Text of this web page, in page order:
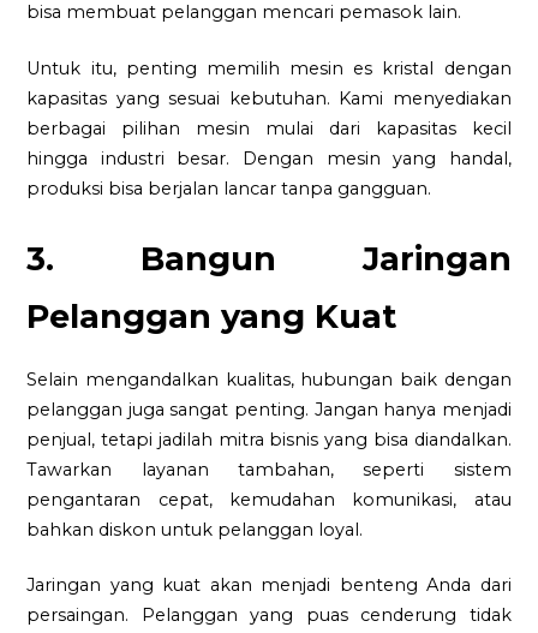
bisa membuat pelanggan mencari pemasok lain.
Untuk itu, penting memilih mesin es kristal dengan
kapasitas yang sesuai kebutuhan. Kami menyediakan
berbagai pilihan mesin mulai dari kapasitas kecil
hingga industri besar. Dengan mesin yang handal,
produksi bisa berjalan lancar tanpa gangguan.
3. Bangun Jaringan
Pelanggan yang Kuat
Selain mengandalkan kualitas, hubungan baik dengan
pelanggan juga sangat penting. Jangan hanya menjadi
penjual, tetapi jadilah mitra bisnis yang bisa diandalkan.
Tawarkan layanan tambahan, seperti sistem
pengantaran cepat, kemudahan komunikasi, atau
bahkan diskon untuk pelanggan loyal.
Jaringan yang kuat akan menjadi benteng Anda dari
persaingan. Pelanggan yang puas cenderung tidak